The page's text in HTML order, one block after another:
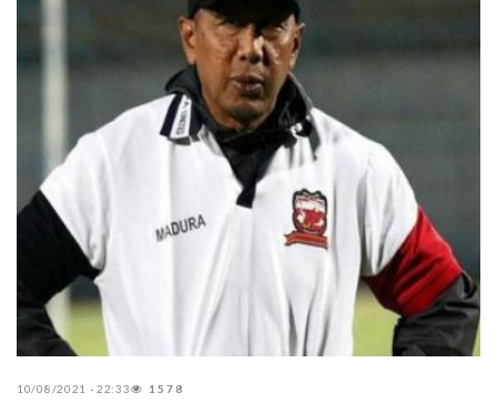
10/08/2021 - 22:33 1578